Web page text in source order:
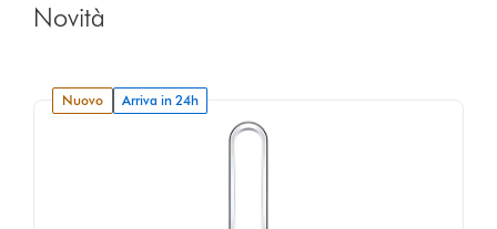
Novità
nuovo Arriva in 24h